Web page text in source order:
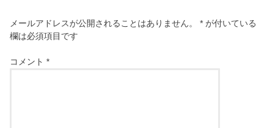
メールアドレスが公開されることはありません。 * が付いている
欄は必須項目です
コメント*